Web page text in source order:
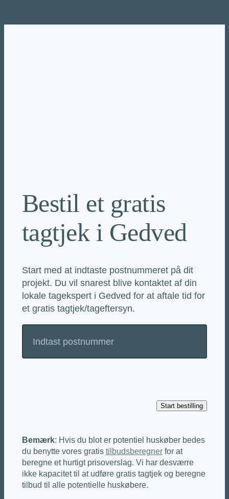
til
Bestil et gratis
tagtjek i Gedved
Start med at indtaste postnummeret på dit
projekt. Du vil snarest blive kontaktet af din
lokale tagekspert i Gedved for at aftale tid for
et gratis tagtjek/tageftersyn.
Bemærk: Hvis du blot er potentiel huskøber bedes
du benytte vores gratis tilbudsberegnerfor at
beregne et hurtigt prisoverslag. Vi har desværre
ikke kapacitet til at udføre gratis tagtjek og beregne
tilbud til alle potentielle huskøbere.